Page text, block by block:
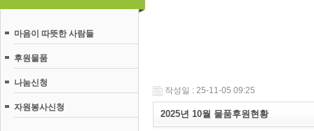
마음이 따뜻한 사람들
후원물품
나눔신청
자원봉사신청
작성일 : 25-11-05 09:25
2025년 10월 물품후원현황